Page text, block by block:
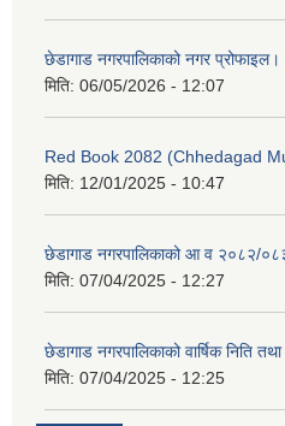
छेडागाड नगरपालिकाको नगर प्रोफाइल।
मिति: 06/05/2026 - 12:07
Red Book 2082 (Chhedagad
मिति: 12/01/2025 - 10:47
छेडागाड नगरपालिकाको आ व २०८२/
मिति: 07/04/2025 - 12:27
छेडागाड नगरपालिकाको वार्षिक निति
मिति: 07/04/2025 - 12:25